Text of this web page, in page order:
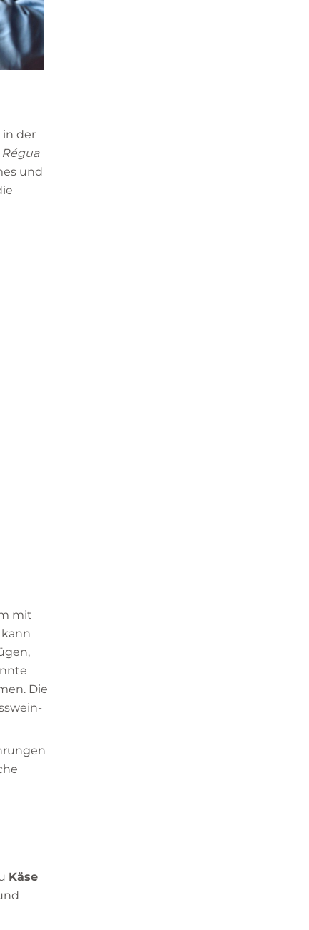
in der
Régua
und
mit
Die
Käse